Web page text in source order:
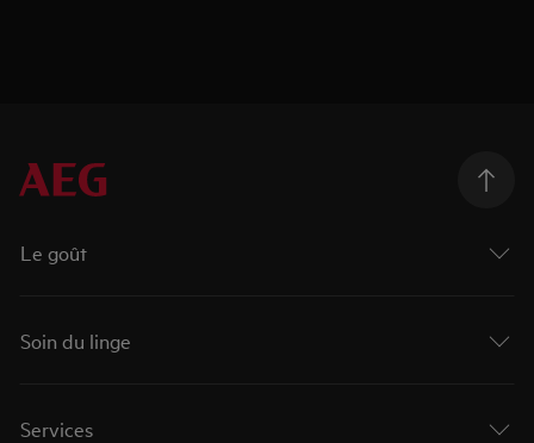
Le goût
Soin du linge
Services